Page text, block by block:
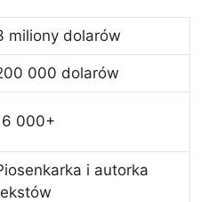
miliony dolarów
000 dolarów
000+
i autorka